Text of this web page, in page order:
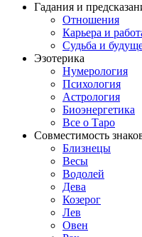
Гадания и
Отношения
Карьера и
Cудьба и
Эзотерика
Нумерология
Психология
Астрология
Биоэнергетика
Все о Таро
Совместимость
Близнецы
Весы
Водолей
Дева
Козерог
Лев
Овен